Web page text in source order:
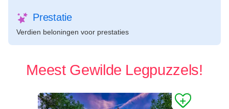
Prestatie
Verdien beloningen voor prestaties
Meest Gewilde Legpuzzels!